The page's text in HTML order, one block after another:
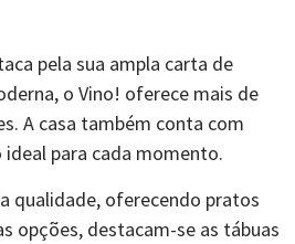
pela sua ampla carta de
o Vino! oferece mais de
A casa também conta com
para cada momento.
qualidade, oferecendo pratos
opções, destacam-se as tábuas